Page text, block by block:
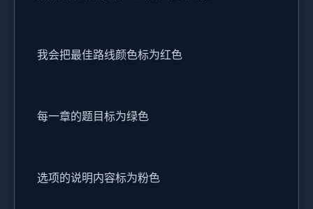
我会把最佳路线颜色标为红色
每一章的题目标为绿色
选项的说明内容标为粉色